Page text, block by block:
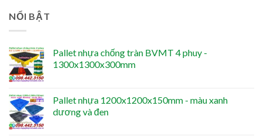
NỔI BẬT
Pallet nhựa chống tràn BVMT 4 phuy -
1300x1300x300mm
Pallet nhựa 1200x1200x150mm - màu xanh
dương và đen